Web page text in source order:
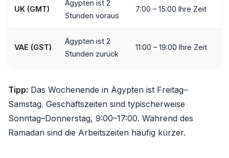
UK (GMT)
Ägypten ist 2
Stunden voraus
7:00 – 15:00 Ihre Zeit
VAE (GST)
Ägypten ist 2
Stunden zurück
11:00 – 19:00 Ihre Zeit
Tipp: Das Wochenende in Ägypten ist Freitag–
Samstag. Geschäftszeiten sind typischerweise
Sonntag–Donnerstag, 9:00–17:00. Während des
Ramadan sind die Arbeitszeiten häufig kürzer.